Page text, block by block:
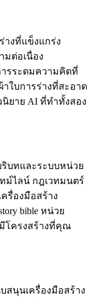
างที่แข็งแกร่ง
มต่อเนื่อง
รระดมความคิดที่
ใบการร่างที่สะอาด
นิยาย AI ที่ทำทั้งสอง
บทและระบบหน่วย
ม์ไลน์ กฎเวทมนตร์
รื่องมือสร้าง
bible หน่วย
โครงสร้างที่คุณ
นุนเครื่องมือสร้าง